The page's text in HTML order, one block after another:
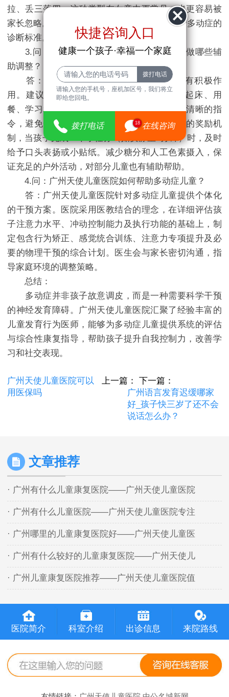
拉、丢三落四，这种类型在女童中更常见，也更容易被
家长忽略。因此，“不爱动”的孩子也有可能符合多动症的
诊断标准。
3.问：孩子被诊断为多动症后，家庭可以做哪些辅
助调整？
答：家庭环境的调整对改善多动症症状有积极作
用。建议家长建立规律的作息时间表，包括起床、用
餐、学习和睡眠。在布置任务时，采用单一、清晰的指
令，避免一次性交代多件事。同时，建立简单的奖励机
制，当孩子完成一个小任务（如安静坐5分钟）时，及时
给予口头表扬或小贴纸。减少糖分和人工色素摄入，保
证充足的户外活动，对部分儿童也有辅助帮助。
4.问：广州天使儿童医院如何帮助多动症儿童？
答：广州天使儿童医院针对多动症儿童提供个体化
的干预方案。医院采用医教结合的理念，在详细评估孩
子注意力水平、冲动控制能力及执行功能的基础上，制
定包含行为矫正、感觉统合训练、注意力专项提升及必
要的物理干预的综合计划。医生会与家长密切沟通，指
导家庭环境的调整策略。
总结：
多动症并非孩子故意调皮，而是一种需要科学干预
的神经发育障碍。广州天使儿童医院汇聚了经验丰富的
儿童发育行为医师，能够为多动症儿童提供系统的评估
与综合性康复指导，帮助孩子提升自我控制力，改善学
习和社交表现。
上一篇：
广州天使儿童医院可以
用医保吗
下一篇：
广州语言发育迟缓哪家
好_孩子快三岁了还不会
说话怎么办？
文章推荐
· 广州有什么儿童康复医院——广州天使儿童医院
· 广州有什么儿童医院——广州天使儿童医院专注
· 广州哪里的儿童康复医院好——广州天使儿童医
· 广州有什么较好的儿童康复医院——广州天使儿
· 广州儿童康复医院推荐——广州天使儿童医院值
医院简介 科室介绍 出诊信息 来院路线
快捷咨询入口
健康一个孩子·幸福一个家庭
请输入您的手机号，座机加区号，我们将立
即给您回电。
拨打电话 18 在线咨询